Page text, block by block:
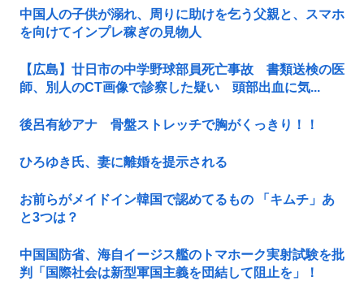
中国人の子供が溺れ、周りに助けを乞う父親と、スマホ
を向けてインプレ稼ぎの見物人
【広島】廿日市の中学野球部員死亡事故 書類送検の医
師、別人のCT画像で診察した疑い 頭部出血に気...
後呂有紗アナ 骨盤ストレッチで胸がくっきり！！
ひろゆき氏、妻に離婚を提示される
お前らがメイドイン韓国で認めてるもの 「キムチ」あ
と3つは？
中国国防省、海自イージス艦のトマホーク実射試験を批
判「国際社会は新型軍国主義を団結して阻止を」！